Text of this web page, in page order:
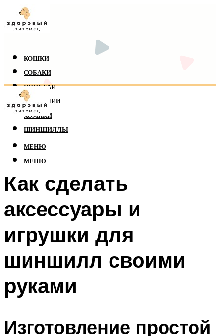
КОШКИ
СОБАКИ
ПОПУГАИ
РЕПТИЛИИ
ХОМЯКИ
ШИНШИЛЛЫ
МЕНЮ
МЕНЮ
Как сделать
аксессуары и
игрушки для
шиншилл своими
руками
Изготовление простой